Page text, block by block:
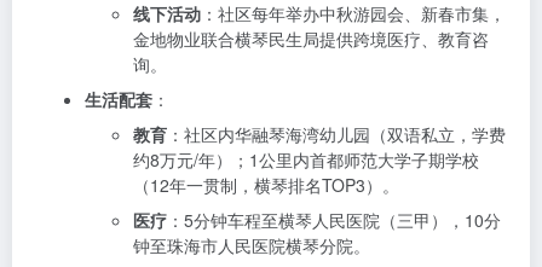
线下活动 ：社区每年举办中秋游园会、新春市集，
金地物业联合横琴民生局提供跨境医疗、教育咨
询。
生活配套 ：
教育 ：社区内华融琴海湾幼儿园（双语私立，学费
约8万元/年）；1公里内首都师范大学子期学校
（12年一贯制，横琴排名TOP3）。
医疗 ：5分钟车程至横琴人民医院（三甲），10分
钟至珠海市人民医院横琴分院。